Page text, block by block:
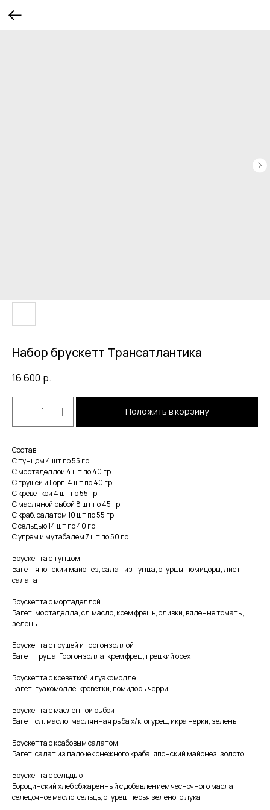
Набор брускетт Трансатлантика
16 600 р.
Положить в корзину
Состав:
С тунцом 4 шт по 55 гр
С мортаделлой 4 шт по 40 гр
С грушей и Горг. 4 шт по 40 гр
С креветкой 4 шт по 55 гр
С масляной рыбой 8 шт по 45 гр
С краб. салатом 10 шт по 55 гр
С сельдью 14 шт по 40 гр
С угрем и мутабалем 7 шт по 50 гр
Брускетта с тунцом
Багет, японский майонез, салат из тунца, огурцы, помидоры, лист
салата
Брускетта с мортаделлой
Багет, мортаделла, сл.масло, крем фрешь, оливки, вяленые томаты,
зелень
Брускетта с грушей и горгонзоллой
Багет, груша, Горгонзолла, крем фреш, грецкий орех
Брускетта с креветкой и гуакомолле
Багет, гуакомолле, креветки, помидоры черри
Брускетта с масленной рыбой
Багет, сл. масло, маслянная рыба х/к, огурец, икра нерки, зелень.
Брускетта с крабовым салатом
Багет, салат из палочек снежного краба, японский майонез, золото
Брускетта с сельдью
Бородинский хлеб обжаренный с добавлением чесночного масла,
селедочное масло, сельдь, огурец, перья зеленого лука